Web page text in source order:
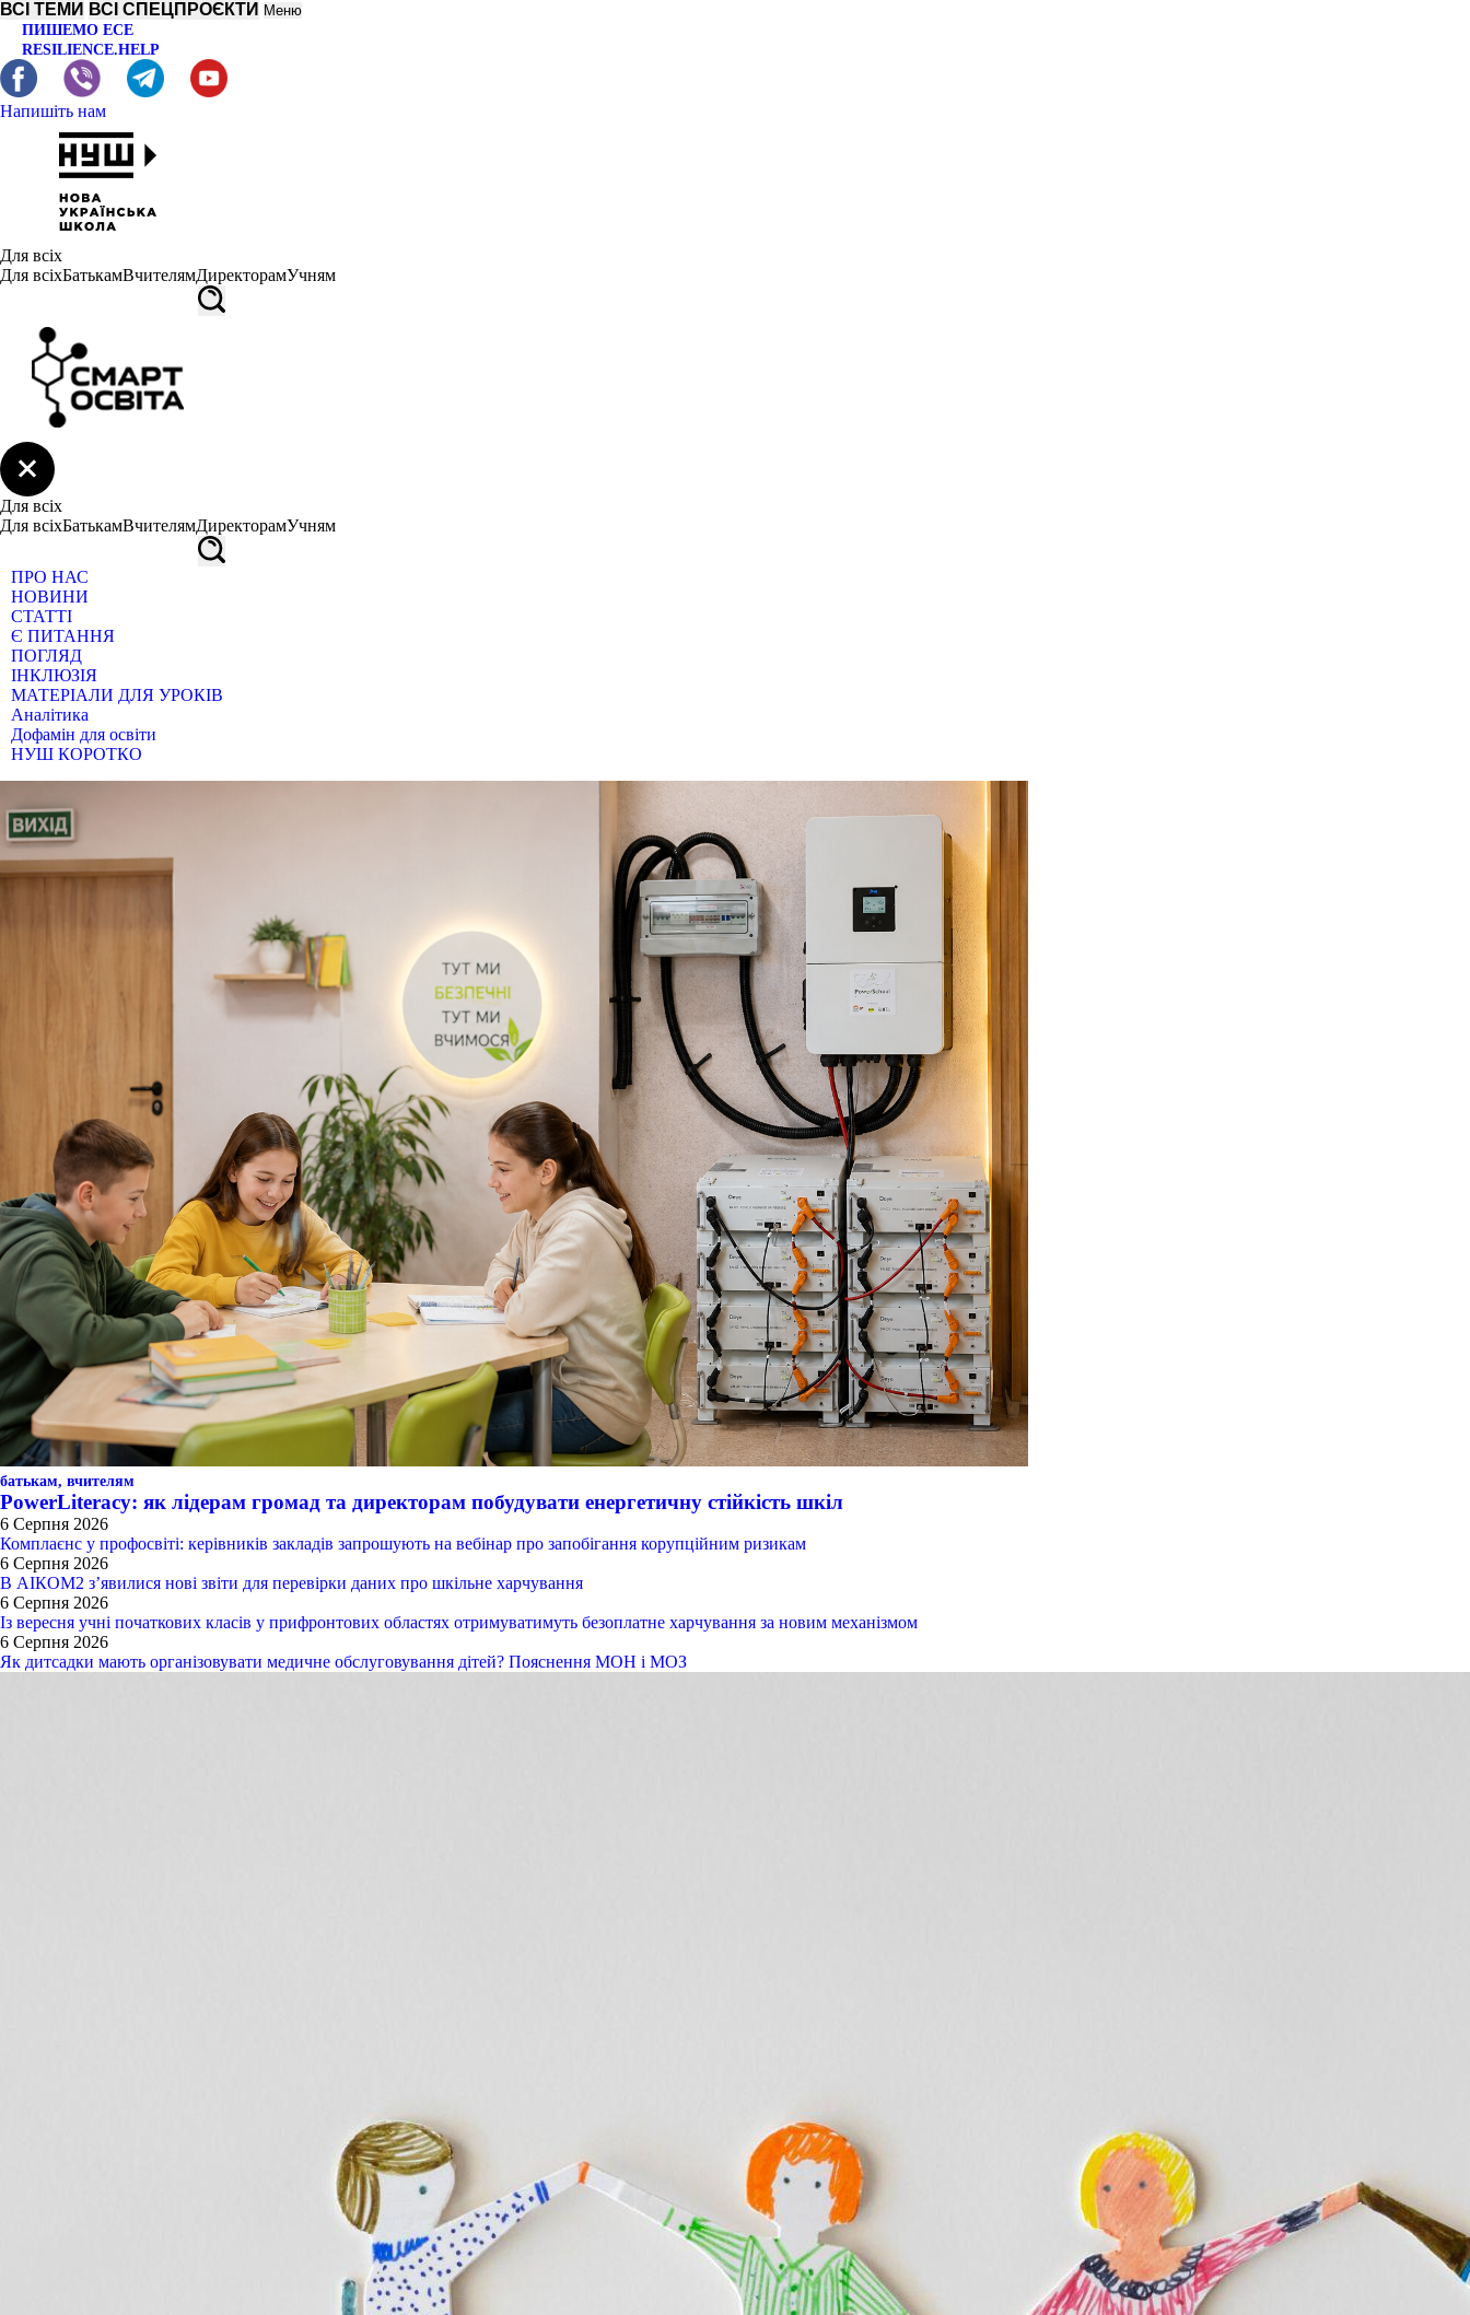
ВСІ ТЕМИ ВСІ СПЕЦПРОЄКТИ Меню
ПИШЕМО ЕСЕ
RESILIENCE.HELP
Напишіть нам
Для всіх
Для всіхБатькамВчителямДиректорамУчням
Для всіх
Для всіхБатькамВчителямДиректорамУчням
ПРО НАС
НОВИНИ
СТАТТІ
Є ПИТАННЯ
ПОГЛЯД
ІНКЛЮЗІЯ
МАТЕРІАЛИ ДЛЯ УРОКІВ
Аналітика
Дофамін для освіти
НУШ КОРОТКО
батькам, вчителям
PowerLiteracy: як лідерам громад та директорам побудувати енергетичну стійкість шкіл
6 Серпня 2026
Комплаєнс у профосвіті: керівників закладів запрошують на вебінар про запобігання корупційним ризикам
6 Серпня 2026
В АІКОМ2 з’явилися нові звіти для перевірки даних про шкільне харчування
6 Серпня 2026
Із вересня учні початкових класів у прифронтових областях отримуватимуть безоплатне харчування за новим механізмом
6 Серпня 2026
Як дитсадки мають організовувати медичне обслуговування дітей? Пояснення МОН і МОЗ